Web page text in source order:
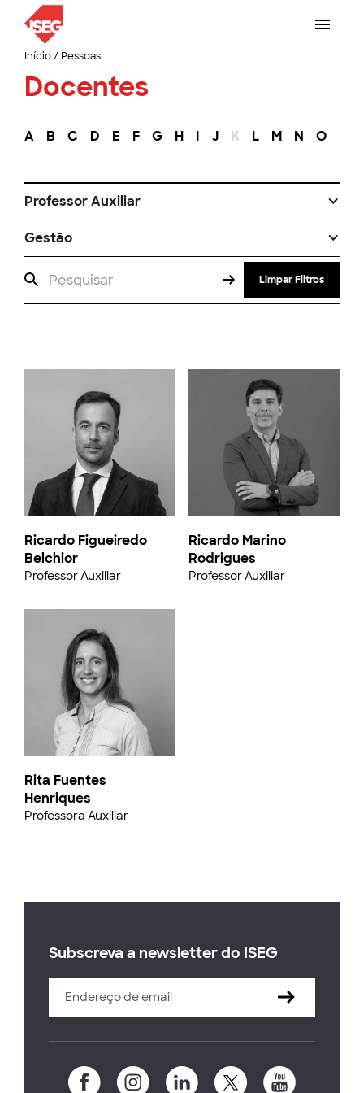
Início/ Pessoas
Docentes
A B C D E F G H I J K L M N O
Professor Auxiliar
Gestão
Limpar Filtros
Ricardo Figueiredo
Belchior
Professor Auxiliar
Rita Fuentes
Henriques
Professora Auxiliar
Ricardo Marino
Rodrigues
Professor Auxiliar
Subscreva a newsletter do ISEG